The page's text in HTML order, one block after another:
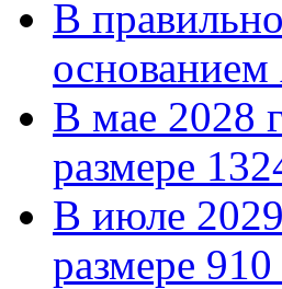
В
В мае 2028
размере
В июле 2029
размере